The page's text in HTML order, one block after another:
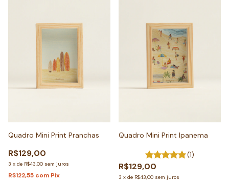
Quadro Mini Print Pranchas
R$129,00
3 x de R$43,00 sem juros
R$122,55 com Pix
Quadro Mini Print Ipanema
(1)
R$129,00
3 x de R$43,00 sem juros